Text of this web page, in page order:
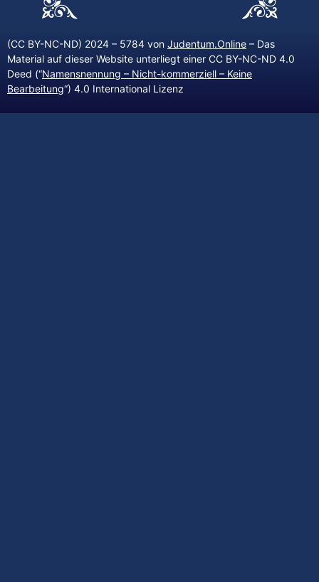
(CC BY-NC-ND) 2024 – 5784 von Judentum.Online – Das
Material auf dieser Website unterliegt einer CC BY-NC-ND 4.0
Deed (“Namensnennung – Nicht-kommerziell – Keine
Bearbeitung“) 4.0 International Lizenz